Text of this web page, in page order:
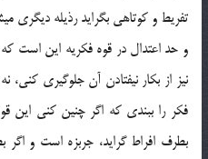
تفريط و كوتاهي بگرايد رذيله ديگري
و حد اعتدال در قوه فكريه اين است
نيز از بكار نيفتادن آن جلوگيري
فكر را ببندي كه اگر چنين كني اين
بطرف افراط گرايد، جربزه است و اگر